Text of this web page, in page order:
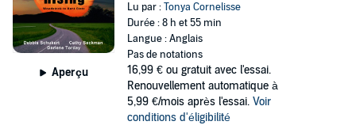
Aperçu
Lu par :Tonya Cornelisse
Durée : 8 h et 55 min
Langue : Anglais
Pas de notations
16,99 € ou gratuit avec l'essai.
Renouvellement automatique à
5,99 €/mois après l'essai. Voir
conditions d'éligibilité